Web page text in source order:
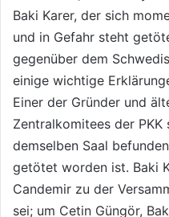
Baki Karer, der sich
und in Gefahr steht
gegenüber dem
einige wichtige
Einer der Gründer und
Zentralkomitees der
demselben Saal
getötet worden ist. Baki
Candemir zu der
sei; um Cetin Güngör,